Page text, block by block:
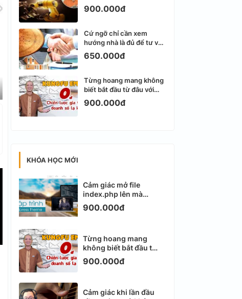
thì dễ nản thật
900.000đ
Cứ ngỡ chỉ cần xem
hướng nhà là đủ để tư vấn
phong thủy bất động sản
650.000đ
Từng hoang mang không
biết bắt đầu từ đâu với
Email Marketing
900.000đ
KHÓA HỌC MỚI
Cảm giác mở file
index.php lên mà
không biết viết gì tiếp
theo
900.000đ
Từng hoang mang
không biết bắt đầu từ
đâu với Email
Marketing
900.000đ
Cảm giác khi lần đầu